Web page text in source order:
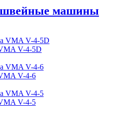
машины
V-4-5D
V-4-6
V-4-5